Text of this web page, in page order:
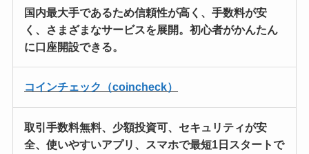
国内最大手であるため信頼性が高く、手数料が安
く 、さまざまなサービスを展開。初心者がかんたん
に口座開設できる。
コインチェック（coincheck）
取引手数料無料、 少額投資可、 セキュリティが安
全、使いやすいアプリ、
スマホで最短1日スタートで